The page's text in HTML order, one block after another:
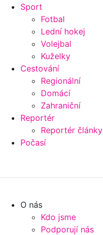
Sport
Fotbal
Lední hokej
Volejbal
Kuželky
Cestování
Regionální
Domácí
Zahraniční
Reportér
Reportér články
Počasí
O nás
Kdo jsme
Podporují nás